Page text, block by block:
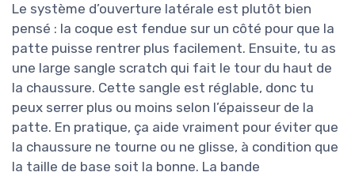
Le système d’ouverture latérale est plutôt bien
pensé : la coque est fendue sur un côté pour que la
patte puisse rentrer plus facilement. Ensuite, tu as
une large sangle scratch qui fait le tour du haut de
la chaussure. Cette sangle est réglable, donc tu
peux serrer plus ou moins selon l’épaisseur de la
patte. En pratique, ça aide vraiment pour éviter que
la chaussure ne tourne ou ne glisse, à condition que
la taille de base soit la bonne. La bande